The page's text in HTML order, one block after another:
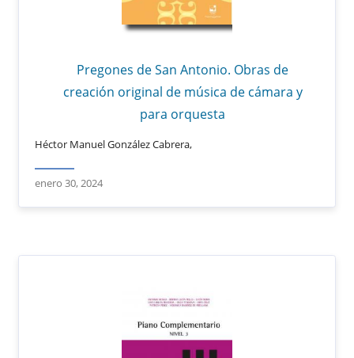
Pregones de San Antonio. Obras de
creación original de música de cámara y
para orquesta
Héctor Manuel González Cabrera,
enero 30, 2024